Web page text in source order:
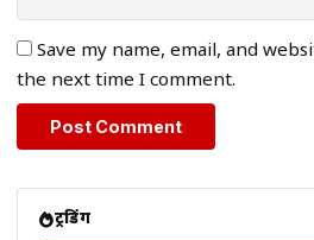
Save my name, email, and
the next time I comment.
ट्रेंडिंग